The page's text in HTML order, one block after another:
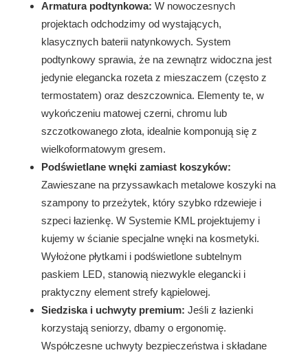
Armatura podtynkowa: W nowoczesnych
projektach odchodzimy od wystających,
klasycznych baterii natynkowych. System
podtynkowy sprawia, że na zewnątrz widoczna jest
jedynie elegancka rozeta z mieszaczem (często z
termostatem) oraz deszczownica. Elementy te, w
wykończeniu matowej czerni, chromu lub
szczotkowanego złota, idealnie komponują się z
wielkoformatowym gresem.
Podświetlane wnęki zamiast koszyków:
Zawieszane na przyssawkach metalowe koszyki na
szampony to przeżytek, który szybko rdzewieje i
szpeci łazienkę. W Systemie KML projektujemy i
kujemy w ścianie specjalne wnęki na kosmetyki.
Wyłożone płytkami i podświetlone subtelnym
paskiem LED, stanowią niezwykle elegancki i
praktyczny element strefy kąpielowej.
Siedziska i uchwyty premium: Jeśli z łazienki
korzystają seniorzy, dbamy o ergonomię.
Współczesne uchwyty bezpieczeństwa i składane